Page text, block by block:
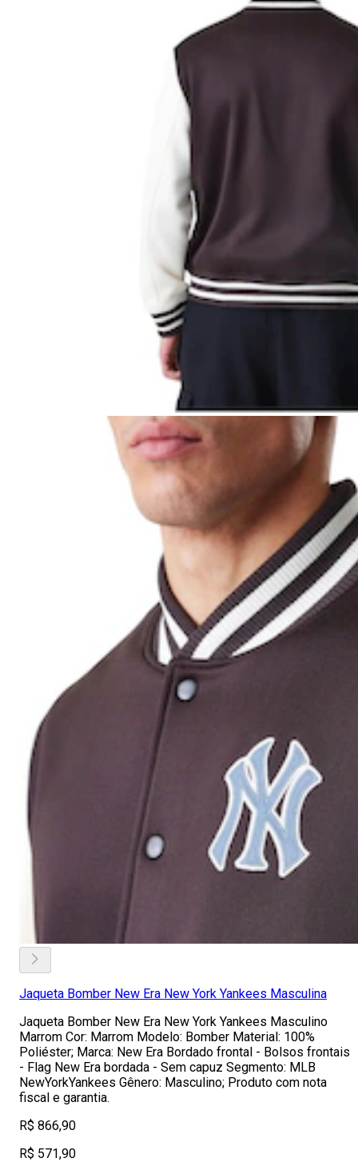
Jaqueta Bomber New Era New York Yankees Masculina
Jaqueta Bomber New Era New York Yankees Masculino
Marrom Cor: Marrom Modelo: Bomber Material: 100%
Poliéster; Marca: New Era Bordado frontal - Bolsos frontais
- Flag New Era bordada - Sem capuz Segmento: MLB
NewYorkYankees Gênero: Masculino; Produto com nota
fiscal e garantia.
R$ 866,90
R$ 571,90